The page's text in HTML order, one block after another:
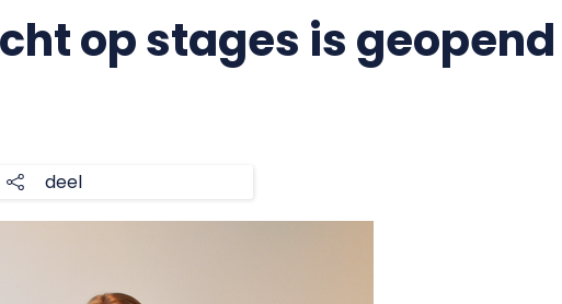
op stages is geopend
deel